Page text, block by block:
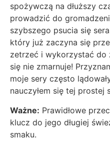
spożywczą na dłuższy
prowadzić do
szybszego psucia się
który już zaczyna się
zetrzeć i wykorzystać do
się nie zmarnuje!
moje sery często
nauczyłem się tej prostej
Ważne: Prawidłowe
klucz do jego długiej
smaku.